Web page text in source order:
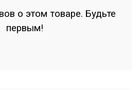
о этом товаре. Будьте
первым!